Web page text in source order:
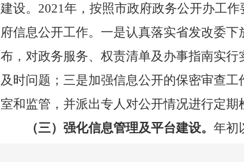
建设。 2021年，按照市政府政务公开办工
府信息公开工作。一是认真落实省发改委
布，对政务服务、权责清单及办事指南实
及时问题；三是加强信息公开的保密审查
室和监管，并派出专人对公开情况进行定期
（三）强化信息管理及平台建设。 年初